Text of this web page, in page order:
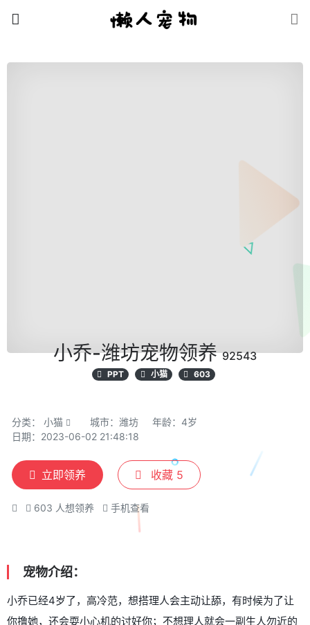
小乔-潍坊宠物领养92543
PPT 小猫 603
分类： 小猫 城市：潍坊
年龄：4岁
日期：2023-06-02 21:48:18
立即领养 收藏 5
603 人想领养 手机查看
宠物介绍：
小乔已经4岁了，高冷范，想搭理人会主动让舔，有时候为了让
你撸她，还会耍小心机的讨好你；不想理人就会一副生人勿近的